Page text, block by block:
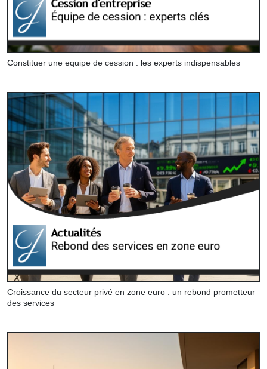
Constituer une equipe de cession : les experts indispensables
Croissance du secteur privé en zone euro : un rebond prometteur
des services